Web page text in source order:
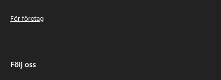
För företag
Följ oss